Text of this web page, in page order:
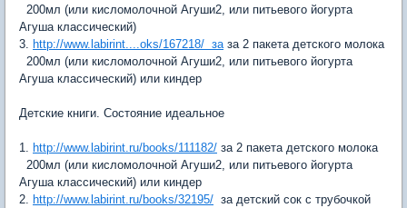
200мл (или кисломолочной Агуши2, или питьевого йогурта
Агуша классический)
3. http://www.labirint....oks/167218/ за за 2 пакета детского молока
200мл (или кисломолочной Агуши2, или питьевого йогурта
Агуша классический) или киндер
Детские книги. Состояние идеальное
1. http://www.labirint.ru/books/111182/ за 2 пакета детского молока
200мл (или кисломолочной Агуши2, или питьевого йогурта
Агуша классический) или киндер
2. http://www.labirint.ru/books/32195/ за детский сок с трубочкой